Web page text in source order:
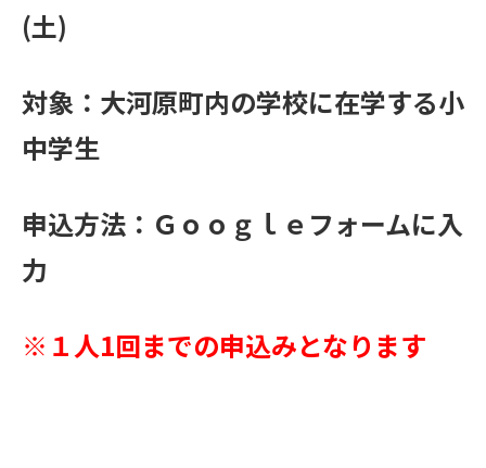
(土)
対象：大河原町内の学校に在学する小
中学生
申込方法：Ｇｏｏｇｌｅフォームに入
力
※１人1回までの申込みとなります